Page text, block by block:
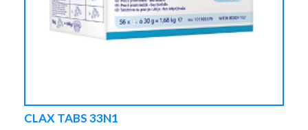
CLAX TABS 33N1